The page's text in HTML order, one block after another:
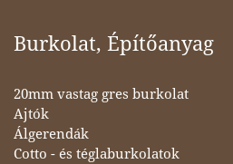
Burkolat, Építőanyag
20mm vastag gres burkolat
Ajtók
Álgerendák
Cotto - és téglaburkolatok